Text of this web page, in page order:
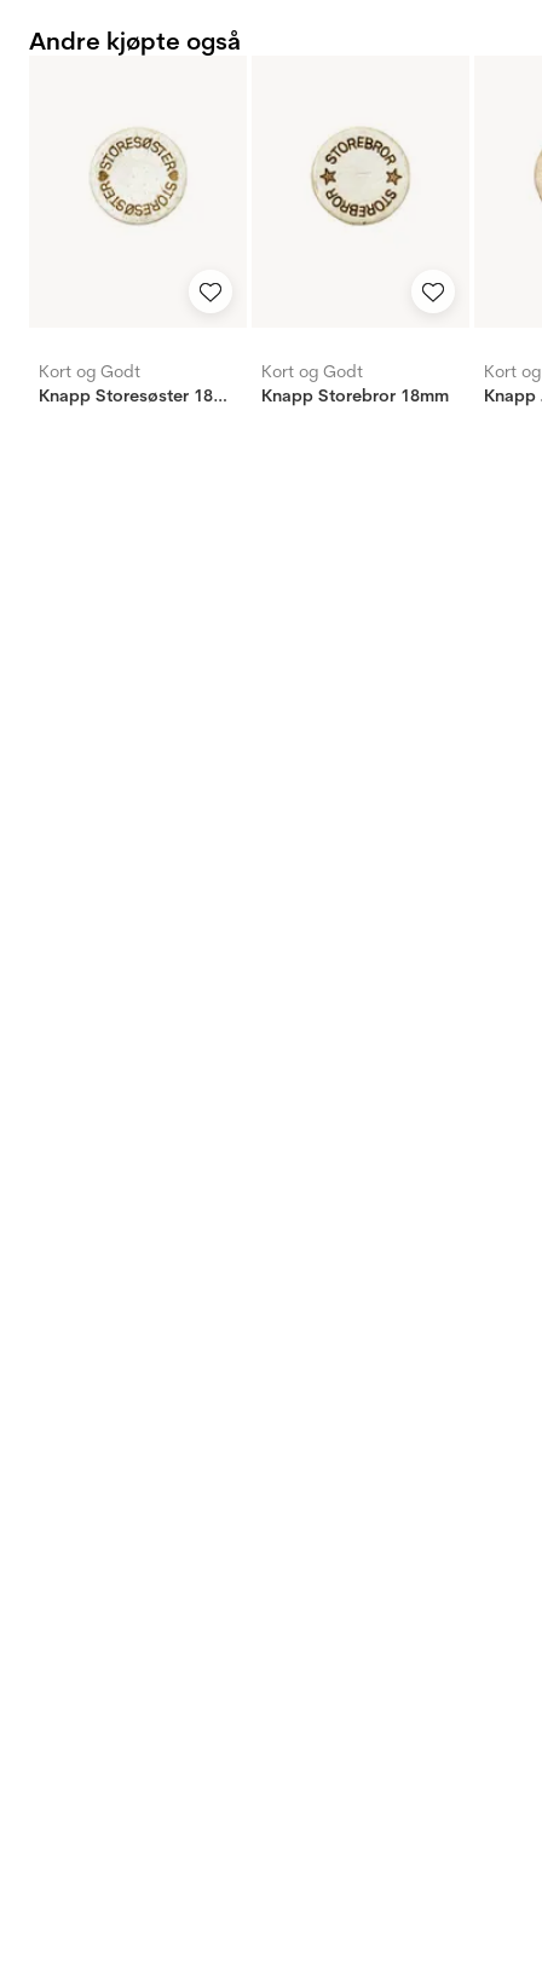
Andre kjøpte også
Kort og Godt
Knapp Storesøster 18mm
Kort og Godt
Knapp Storebror 18mm
Kort
Knapp